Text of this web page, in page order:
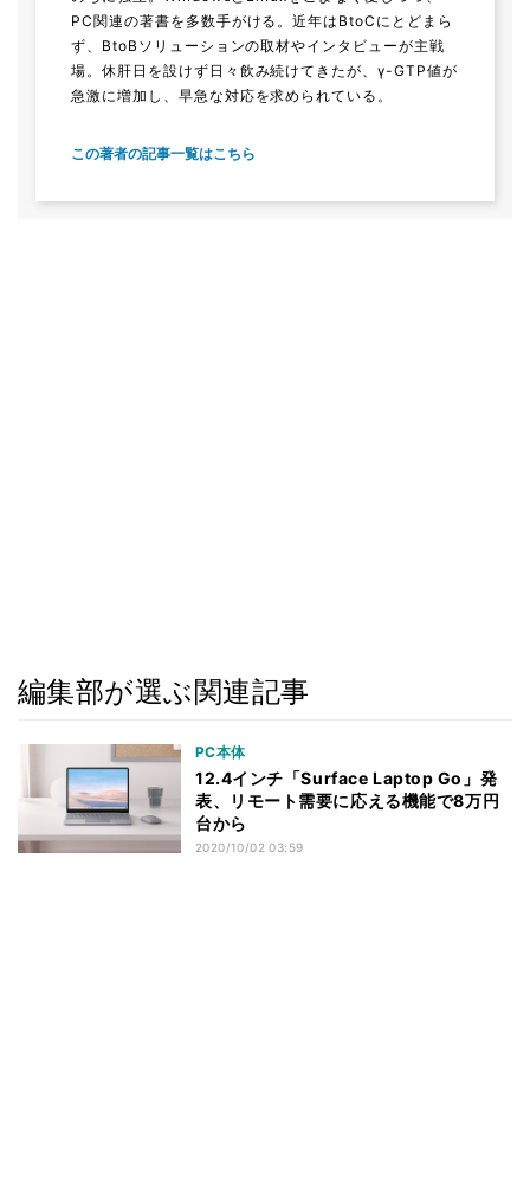
PC関連の著書を多数手がける。近年はBtoCにとどまら
ず、BtoBソリューションの取材やインタビューが主戦
場。休肝日を設けず日々飲み続けてきたが、γ-GTP値が
急激に増加し、早急な対応を求められている。
この著者の記事一覧はこちら
編集部が選ぶ関連記事
PC本体
12.4インチ「Surface Laptop Go」発
表、リモート需要に応える機能で8万円
台から
2020/10/02 03:59